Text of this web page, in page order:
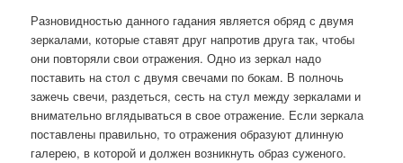
Разновидностью данного гадания является обряд с двумя
зеркалами, которые ставят друг напротив друга так, чтобы
они повторяли свои отражения. Одно из зеркал надо
поставить на стол с двумя свечами по бокам. В полночь
зажечь свечи, раздеться, сесть на стул между зеркалами и
внимательно вглядываться в свое отражение. Если зеркала
поставлены правильно, то отражения образуют длинную
галерею, в которой и должен возникнуть образ суженого.